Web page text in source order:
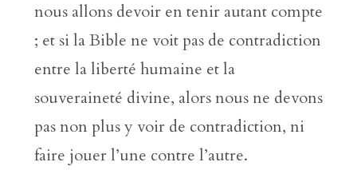
nous allons devoir en tenir autant compte
; et si la Bible ne voit pas de contradiction
entre la liberté humaine et la
souveraineté divine, alors nous ne devons
pas non plus y voir de contradiction, ni
faire jouer l’une contre l’autre.